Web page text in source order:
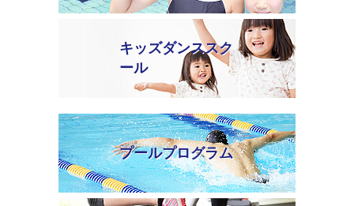
キッズダンススク
ール
プールプログラム